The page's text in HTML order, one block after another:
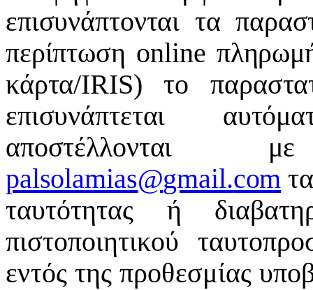
επισυνάπτονται τα
περίπτωση online
κάρτα/IRIS) το
επισυνάπτεται
palsolamias@gmail.com τα
ταυτότητας ή δι
πιστοποιητικού ταυτοπρο
εντός της προθεσμίας